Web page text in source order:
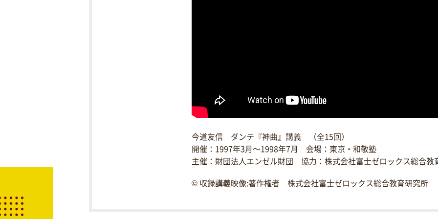
今道友信 ダンテ『神曲』講義 （全15回）
開催：1997年3月～1998年7月 会場：東京・和敬塾
主催：財団法人エンゼル財団 協力：株式会社富士ゼロックス総合教
© 収録講義映像:著作権者 株式会社富士ゼロックス総合教育研究所